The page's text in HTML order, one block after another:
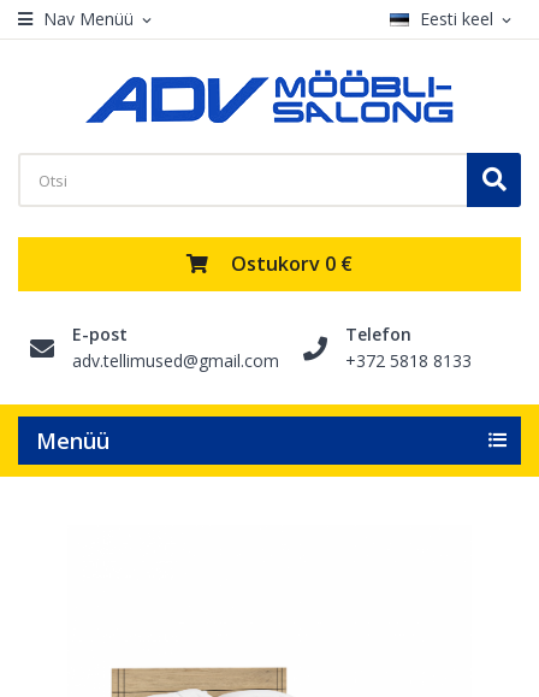
Nav Menüü expand_more Eesti keel expand_more
Ostukorv 0 €
E-post
adv.tellimused@gmail.com
Telefon
+372 5818 8133
Menüü